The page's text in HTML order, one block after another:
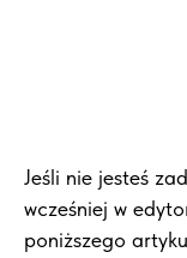
Jeśli nie jesteś
wcześniej w
poniższego